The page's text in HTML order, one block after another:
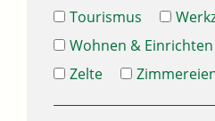
Tourismus
Wohnen & Einrichten
Zelte